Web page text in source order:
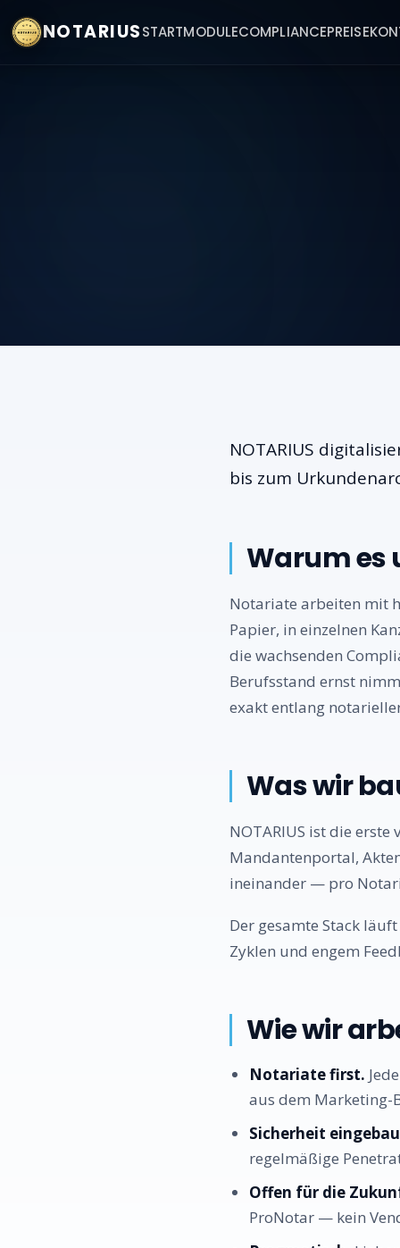
NOTARIUSSTARTMODULECOMPLIANCEPREISE
NOTARIUS
bis zum
Warum es
Notariate arbeiten mit
Papier, in einzelnen
die wachsenden
Berufsstand ernst
exakt entlang
Was wir
NOTARIUS ist die
Mandantenportal,
ineinander — pro
Der gesamte Stack
Zyklen und engem
Wie wir
Notariate first.
aus dem Marketing-
Sicherheit
regelmäßige
Offen für die
ProNotar — kein